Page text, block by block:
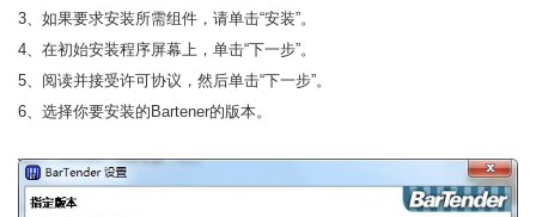
3、如果要求安装所需组件，请单击“安装”。
4、在初始安装程序屏幕上，单击“下一步”。
5、阅读并接受许可协议，然后单击“下一步”。
6、选择你要安装的Bartener的版本。